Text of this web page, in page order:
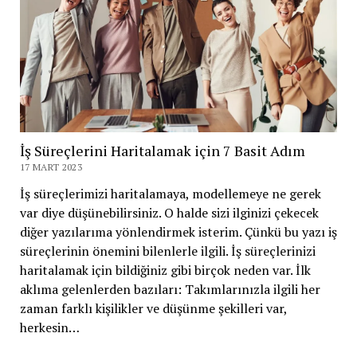
İş Süreçlerini Haritalamak için 7 Basit Adım
17 MART 2023
İş süreçlerimizi haritalamaya, modellemeye ne gerek
var diye düşünebilirsiniz. O halde sizi ilginizi çekecek
diğer yazılarıma yönlendirmek isterim. Çünkü bu yazı iş
süreçlerinin önemini bilenlerle ilgili. İş süreçlerinizi
haritalamak için bildiğiniz gibi birçok neden var. İlk
aklıma gelenlerden bazıları: Takımlarınızla ilgili her
zaman farklı kişilikler ve düşünme şekilleri var,
herkesin…